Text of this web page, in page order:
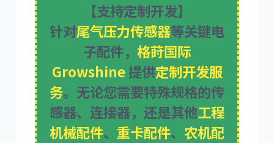
大宇 丰田
约翰迪尔 徐工
【支持定制开发】
针对尾气压力传感器等关键电
子配件， 格莳国际
Growshine提供定制开发服
务。无论您需要特殊规格的传
感器、连接器，还是其他工程
机械配件、 重卡配件、 农机配